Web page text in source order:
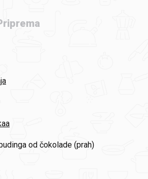
od čokolade (prah)